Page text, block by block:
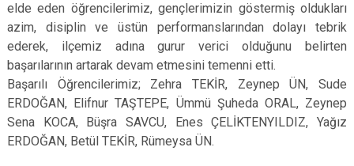
Büyükçekmece
Çatalca
Esenler
Eyüpsultan
Sarıyer
Şile
Silivri
Şişli
Çekmeköy
Esenyurt
Sancaktepe
Sultangazi
elde eden öğrencilerimiz, gençlerimizin göstermiş oldukları
azim, disiplin ve üstün performanslarından dolayı tebrik
ederek, ilçemiz adına gurur verici olduğunu belirten
başarılarının artarak devam etmesini temenni etti.
Başarılı Öğrencilerimiz; Zehra TEKİR, Zeynep ÜN, Sude
ERDOĞAN, Elifnur TAŞTEPE, Ümmü Şuheda ORAL, Zeynep
Sena KOCA, Büşra SAVCU, Enes ÇELİKTENYILDIZ, Yağız
ERDOĞAN, Betül TEKİR, Rümeysa ÜN.